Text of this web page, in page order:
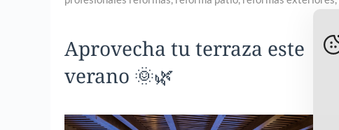
Aprovecha tu terraza este
verano 🌞🌿